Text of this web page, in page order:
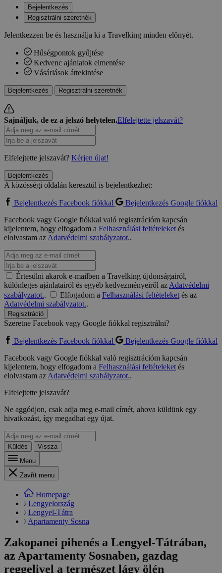
Bejelentkezés
Regisztrálni szeretnék
Jelentkezzen be és használja ki a Travelking minden előnyét.
Hűségpontok gyűjtése
Kedvenc ajánlatok elmentése
Vásárlások áttekintése
Bejelentkezés Regisztrálni szeretnék
Sajnáljuk, de ez a jelszó helytelen.Elfelejtette jelszavát?
Elfelejtette jelszavát? Kérjen újat!
Bejelentkezés
A közösségi oldalán keresztül is bejelentkezhet:
Bejelentkezés Facebook fiókkal
Bejelentkezés Google fiókkal
Facebook vagy Google fiókkal való regisztrációm kapcsán
kijelentem, hogy elfogadom a Felhasználási feltételeketés
elolvastam azAdatvédelmi szabályzatot..
Értesülni akarok e-mailben a Travelking újdonságairól,
különleges ajánlatairól és egyéb kedvezményeiről azAdatvédelmi
szabályzatot.. Elfogadom a Felhasználási feltételeketés az
Adatvédelmi szabályzatot..
Regisztráció
Szeretne Facebook vagy Google fiókkal regisztrálni?
Bejelentkezés Facebook fiókkal
Bejelentkezés Google fiókkal
Facebook vagy Google fiókkal való regisztrációm kapcsán
kijelentem, hogy elfogadom a Felhasználási feltételeketés
elolvastam azAdatvédelmi szabályzatot..
Elfelejtette jelszavát?
Ne aggódjon, csak adja meg e-mail címét, ahova küldünk egy
hivatkozást, így megadhat egy újat.
Küldés
Vissza
Menu
Zavřít menu
Homepage
Lengyelország
Lengyel-Tátra
Apartamenty Sosna
Zakopanei pihenés a Lengyel-Tátrában,
az Apartamenty Sosnaben, gazdag
reggelivel a természet lágy ölén